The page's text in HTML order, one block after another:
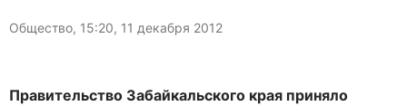
Общество, 15:20, 11 декабря 2012
Правительство Забайкальского края приняло